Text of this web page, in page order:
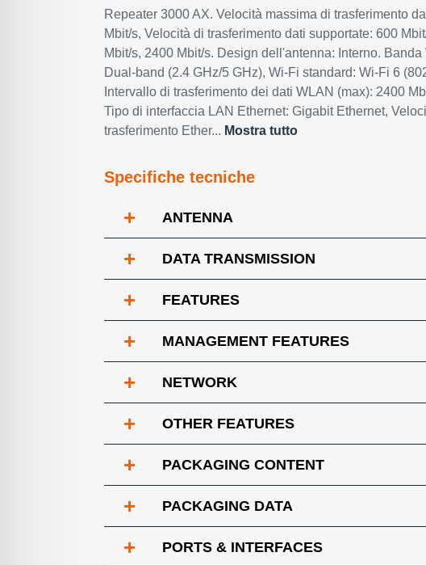
Repeater 3000 AX. Velocità massima di trasferimento
Mbit/s, Velocità di trasferimento dati supportate: 600
Mbit/s, 2400 Mbit/s. Design dell'antenna: Interno. Banda
Dual-band (2.4 GHz/5 GHz), Wi-Fi standard: Wi-Fi 6
Intervallo di trasferimento dei dati WLAN (max): 2400
Tipo di interfaccia LAN Ethernet: Gigabit Ethernet,
trasferimento Ether... Mostra tutto
Specifiche tecniche
+ ANTENNA
+ DATA TRANSMISSION
+ FEATURES
+ MANAGEMENT FEATURES
+ NETWORK
+ OTHER FEATURES
+ PACKAGING CONTENT
+ PACKAGING DATA
+ PORTS & INTERFACES